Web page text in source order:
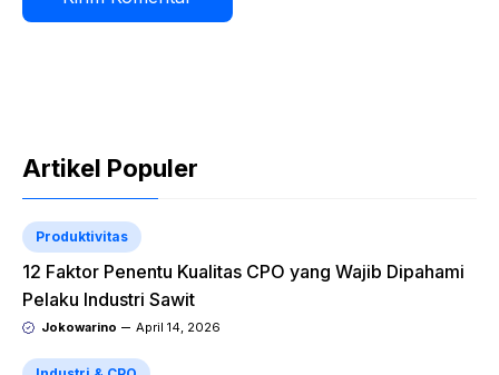
Artikel Populer
Produktivitas
12 Faktor Penentu Kualitas CPO yang Wajib Dipahami
Pelaku Industri Sawit
Jokowarino April 14, 2026